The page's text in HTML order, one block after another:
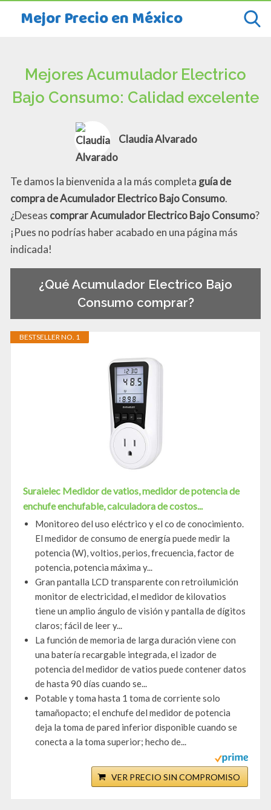
Mejor Precio en México
Mejores Acumulador Electrico
Bajo Consumo: Calidad excelente
Claudia Alvarado
Te damos la bienvenida a la más completa guía de
compra de Acumulador Electrico Bajo Consumo.
¿Deseas comprar Acumulador Electrico Bajo Consumo?
¡Pues no podrías haber acabado en una página más
indicada!
¿Qué Acumulador Electrico Bajo
Consumo comprar?
BESTSELLER NO. 1
Suraielec Medidor de vatios, medidor de potencia de
enchufe enchufable, calculadora de costos...
Monitoreo del uso eléctrico y el co de conocimiento.
El medidor de consumo de energía puede medir la
potencia (W), voltios, perios, frecuencia, factor de
potencia, potencia máxima y...
Gran pantalla LCD transparente con retroilumición
monitor de electricidad, el medidor de kilovatios
tiene un amplio ángulo de visión y pantalla de dígitos
claros; fácil de leer y...
La función de memoria de larga duración viene con
una batería recargable integrada, el izador de
potencia del medidor de vatios puede contener datos
de hasta 90 días cuando se...
Potable y toma hasta 1 toma de corriente solo
tamañopacto; el enchufe del medidor de potencia
deja la toma de pared inferior disponible cuando se
conecta a la toma superior; hecho de...
VER PRECIO SIN COMPROMISO